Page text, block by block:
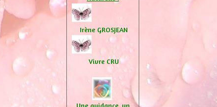
Irène GROSJEAN
Vivre CRU
Une guidance, un